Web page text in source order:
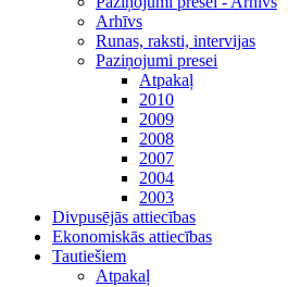
Arhīvs
Runas, raksti, intervijas
Paziņojumi presei
Atpakaļ
2010
2009
2008
2007
2004
2003
Divpusējās attiecības
Ekonomiskās attiecības
Tautiešiem
Atpakaļ